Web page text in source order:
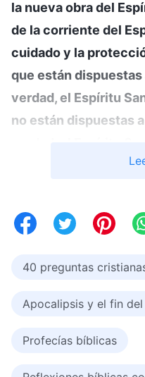
la nueva obra del
de la corriente del
cuidado y la
que están
verdad, el Espíritu
no están dispuestas
pueden ser
dentro de la
asumirá la
nombre ”
(La Palabra,
Dios. La obra de Dios y
A partir de las
40 preguntas
Apocalipsis y el fin
Profecías bíblicas